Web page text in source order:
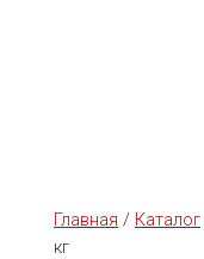
Главная / Каталог
кг